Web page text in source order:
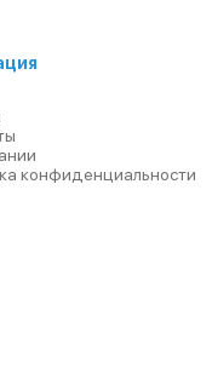
конфиденциальности